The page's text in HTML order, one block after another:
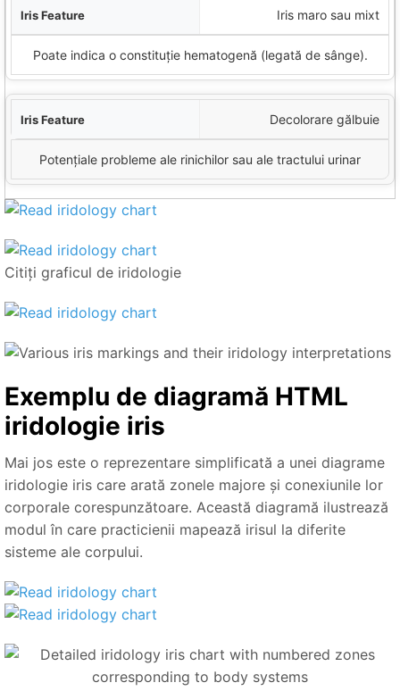
Iris maro sau mixt
Poate indica o constituție hematogenă (legată de sânge).
Decolorare gălbuie
Potențiale probleme ale rinichilor sau ale tractului urinar
Citiți graficul de iridologie
Exemplu de diagramă HTML
iridologie iris
Mai jos este o reprezentare simplificată a unei diagrame
iridologie iris care arată zonele majore și conexiunile lor
corporale corespunzătoare. Această diagramă ilustrează
modul în care practicienii mapează irisul la diferite
sisteme ale corpului.